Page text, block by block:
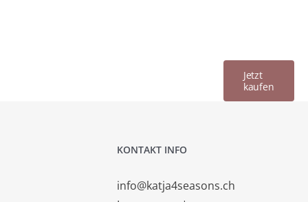
Jetzt
kaufen
KONTAKT INFO
info@katja4seasons.ch